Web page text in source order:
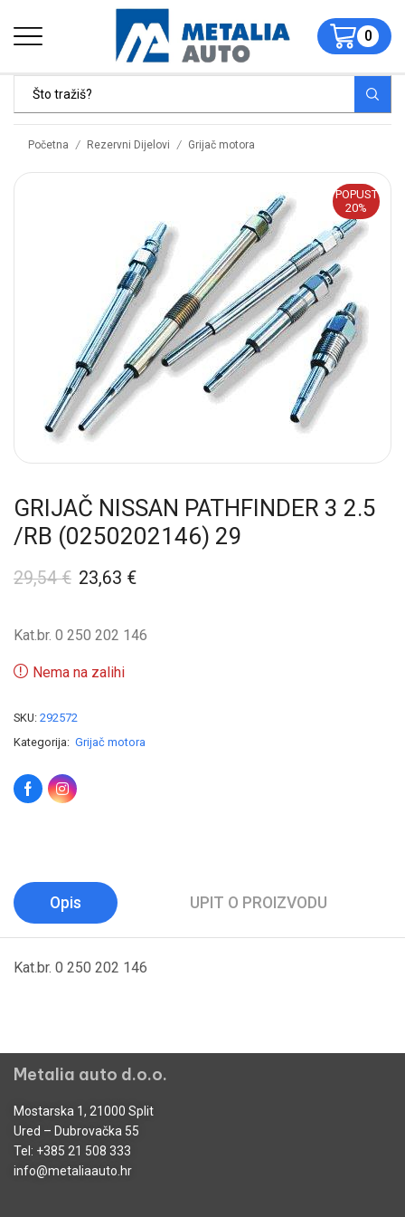
0
Početna / Rezervni Dijelovi / Grijač motora
POPUST
20%
GRIJAČ NISSAN PATHFINDER 3 2.5
/RB (0250202146) 29
29,54€ 23,63 €
Kat.br. 0 250 202 146
Nema na zalihi
SKU: 292572
Kategorija: Grijač motora
Opis UPIT O PROIZVODU
Kat.br. 0 250 202 146
Metalia auto d.o.o.
Mostarska 1, 21000 Split
Ured – Dubrovačka 55
Tel: +385 21 508 333
info@metaliaauto.hr